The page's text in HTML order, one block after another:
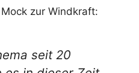
zur Windkraft:
seit 20